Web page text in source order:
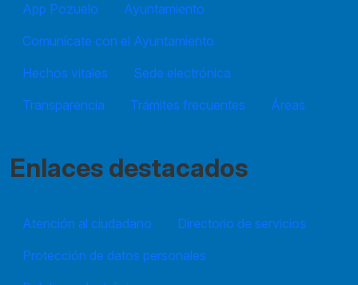
App Pozuelo
Ayuntamiento
Comunícate con el Ayuntamiento
Hechos vitales
Sede electrónica
Transparencia
Trámites frecuentes Áreas
Enlaces destacados
Atención al ciudadano
Directorio de servicios
Protección de datos personales